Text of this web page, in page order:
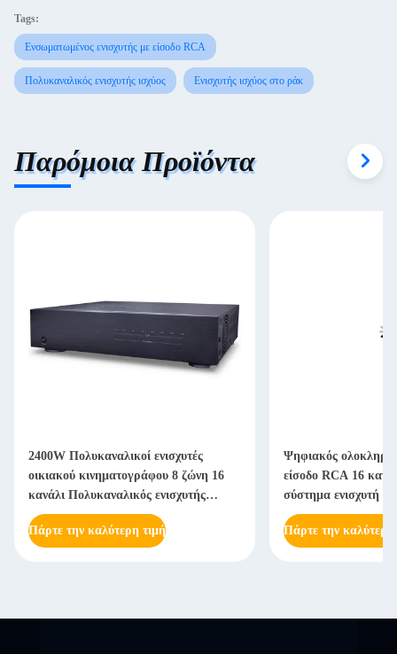
Tags:
Ενσωματωμένος ενισχυτής με είσοδο RCA
Πολυκαναλικός ενισχυτής ισχύος Ενισχυτής ισχύος στο ράκ
Παρόμοια Προϊόντα
2400W Πολυκαναλικοί ενισχυτές
οικιακού κινηματογράφου 8 ζώνη 16
κανάλι Πολυκαναλικός ενισχυτής
ισχύος δωματίου
Πάρτε την καλύτερη τιμή
Ψηφιακός
είσοδο RCA 16
σύστημα ενισχυτή
Πάρτε την καλύτερη